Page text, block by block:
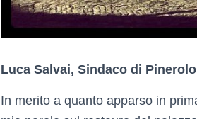
Luca Salvai, Sindaco di
In merito a quanto apparso in